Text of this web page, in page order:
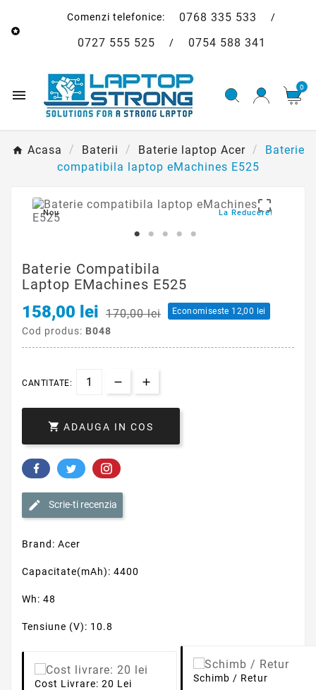

Comenzi telefonice: 0768 335 533
0727 555 525 / 0754 588 341
 0
Acasa Baterii Baterie laptop Acer
Baterie
compatibila laptop eMachines E525
Nou La Reducere!

Baterie Compatibila
Laptop EMachines E525
158,00 lei 170,00 lei Economiseste 12,00 lei
Cod produs: B048
CANTITATE:
 ADAUGA IN COS
Scrie-ti recenzia
Brand: Acer
Capacitate(mAh): 4400
Wh: 48
Tensiune (V): 10.8
Cost Livrare: 20 Lei
Schimb / Retur